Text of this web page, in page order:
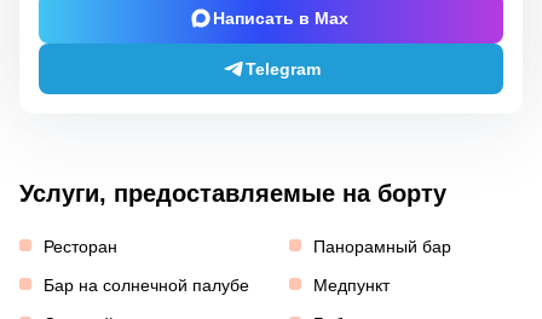
Написать в Max
Telegram
Услуги, предоставляемые на борту
Ресторан
Панорамный бар
Бар на солнечной палубе
Медпункт